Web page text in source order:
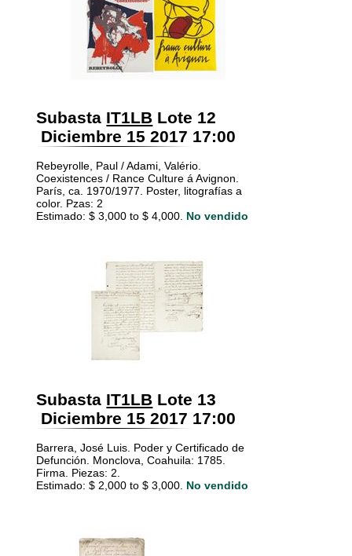
Subasta IT1LB Lote 12
Diciembre 15 2017 17:00
Rebeyrolle, Paul / Adami, Valério.
Coexistences / Rance Culture á Avignon.
París, ca. 1970/1977. Poster, litografías a
color. Pzas: 2
Estimado: $ 3,000 to $ 4,000. No vendido
Subasta IT1LB Lote 13
Diciembre 15 2017 17:00
Barrera, José Luis. Poder y Certificado de
Defunción. Monclova, Coahuila: 1785.
Firma. Piezas: 2.
Estimado: $ 2,000 to $ 3,000. No vendido